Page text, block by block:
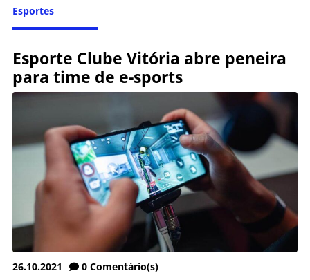
Esportes
Esporte Clube Vitória abre peneira
para time de e-sports
26.10.2021 0 Comentário(s)